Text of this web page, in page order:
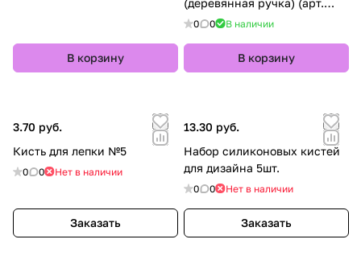
В корзину
33668)
0 0 В наличии
В корзину
3.70 руб.
Кисть для лепки №5
0 0 Нет в наличии
Заказать
13.30 руб.
Набор силиконовых кистей
для дизайна 5шт.
0 0 Нет в наличии
Заказать